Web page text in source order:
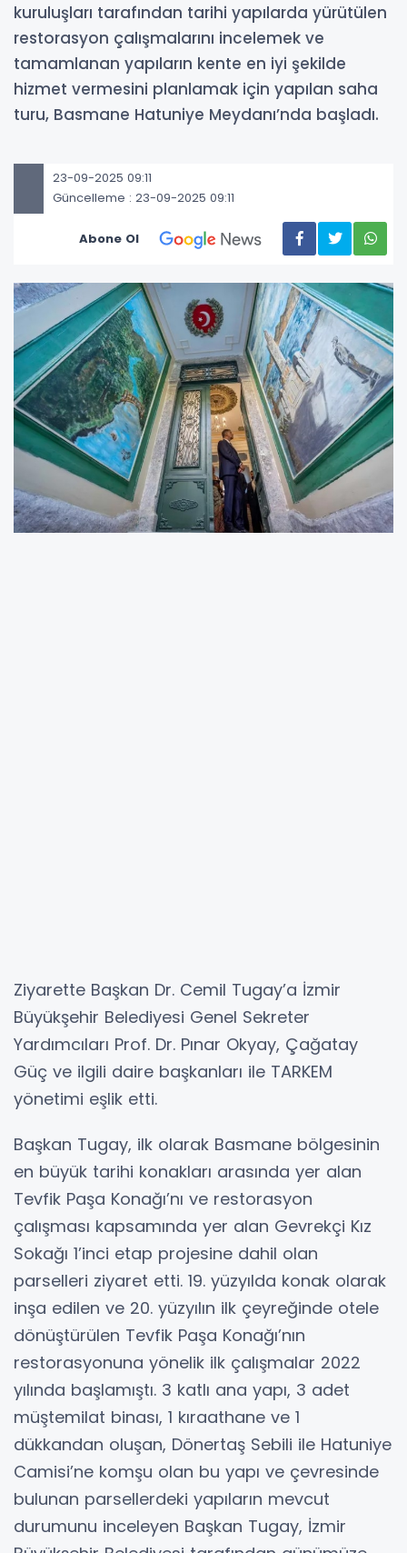
kuruluşları tarafından tarihi yapılarda yürütülen
restorasyon çalışmalarını incelemek ve
tamamlanan yapıların kente en iyi şekilde
hizmet vermesini planlamak için yapılan saha
turu, Basmane Hatuniye Meydanı’nda başladı.
23-09-2025 09:11
Güncelleme : 23-09-2025 09:11
Abone Ol
Ziyarette Başkan Dr. Cemil Tugay’a İzmir
Büyükşehir Belediyesi Genel Sekreter
Yardımcıları Prof. Dr. Pınar Okyay, Çağatay
Güç ve ilgili daire başkanları ile TARKEM
yönetimi eşlik etti.
Başkan Tugay, ilk olarak Basmane bölgesinin
en büyük tarihi konakları arasında yer alan
Tevfik Paşa Konağı’nı ve restorasyon
çalışması kapsamında yer alan Gevrekçi Kız
Sokağı 1’inci etap projesine dahil olan
parselleri ziyaret etti. 19. yüzyılda konak olarak
inşa edilen ve 20. yüzyılın ilk çeyreğinde otele
dönüştürülen Tevfik Paşa Konağı’nın
restorasyonuna yönelik ilk çalışmalar 2022
yılında başlamıştı. 3 katlı ana yapı, 3 adet
müştemilat binası, 1 kıraathane ve 1
dükkandan oluşan, Dönertaş Sebili ile Hatuniye
Camisi’ne komşu olan bu yapı ve çevresinde
bulunan parsellerdeki yapıların mevcut
durumunu inceleyen Başkan Tugay, İzmir